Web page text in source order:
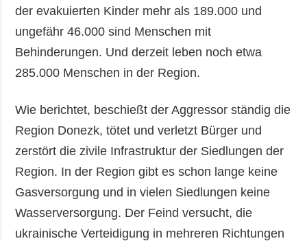
der evakuierten Kinder mehr als 189.000 und
ungefähr 46.000 sind Menschen mit
Behinderungen. Und derzeit leben noch etwa
285.000 Menschen in der Region.
Wie berichtet, beschießt der Aggressor ständig die
Region Donezk, tötet und verletzt Bürger und
zerstört die zivile Infrastruktur der Siedlungen der
Region. In der Region gibt es schon lange keine
Gasversorgung und in vielen Siedlungen keine
Wasserversorgung. Der Feind versucht, die
ukrainische Verteidigung in mehreren Richtungen